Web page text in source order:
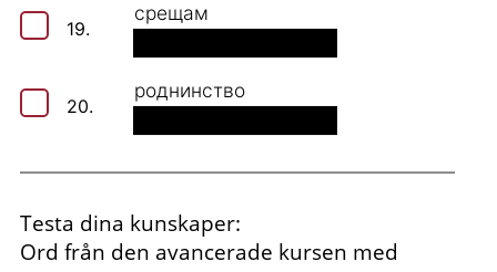
19.
срещам
20.
роднинство
Testa dina kunskaper:
Ord från den avancerade kursen med